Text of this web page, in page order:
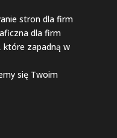
stron dla firm
dla firm
zapadną w
się Twoim